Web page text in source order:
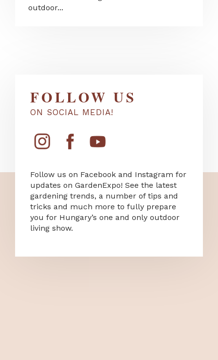
outdoor...
FOLLOW US
ON SOCIAL MEDIA!
Follow us on Facebook and Instagram for
updates on GardenExpo! See the latest
gardening trends, a number of tips and
tricks and much more to fully prepare
you for Hungary’s one and only outdoor
living show.